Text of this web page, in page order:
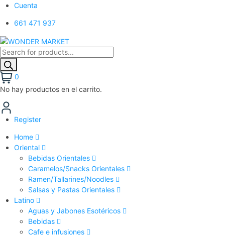
Cuenta
661 471 937
0
No hay productos en el carrito.
Register
Home
Oriental
Bebidas Orientales
Caramelos/Snacks Orientales
Ramen/Tallarines/Noodles
Salsas y Pastas Orientales
Latino
Aguas y Jabones Esotéricos
Bebidas
Cafe e infusiones